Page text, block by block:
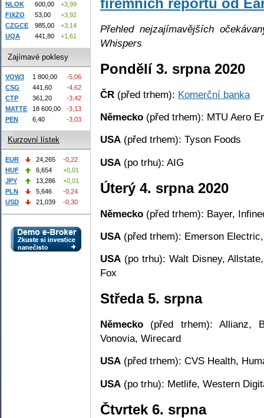
Přehled nejzajímavějších
Whispers
Pondělí 3. srpna 2020
ČR (před trhem): Komerční banka
Německo (před trhem): MTU Aero
USA (před trhem): Tyson Foods
USA (po trhu): AIG
Úterý 4. srpna 2020
Německo (před trhem): Bayer,
USA (před trhem): Emerson
USA (po trhu): Walt Disney,
Fox
Středa 5. srpna
Německo (před trhem): Allianz,
Vonovia, Wirecard
USA (před trhem): CVS Health,
USA (po trhu): Metlife, Western
Čtvrtek 6. srpna
NLOK
600,00
+3,99
FIXZO
53,00
+3,92
CZGCE
985,00
+3,14
UQA
441,80 +1,61
Zajímavé poklesy
VOW3 1 800,00
-5,06
CSG
441,60
-4,62
CTP
361,20
-3,42
MATTE
18 600,00
-3,13
PEN
6,40 -3,03
Kurzovní lístek
EUR 24,265
-0,22
HUF
6,654
+0,01
JPY
13,286
+0,01
PLN
5,646
-0,24
USD
21,039 -0,30